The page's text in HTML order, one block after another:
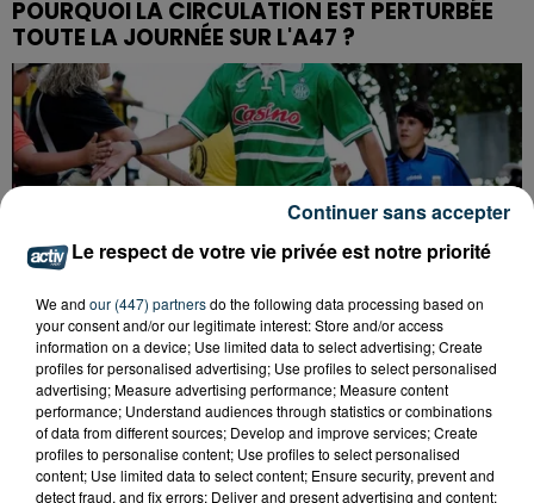
POURQUOI LA CIRCULATION EST PERTURBÉE
TOUTE LA JOURNÉE SUR L'A47 ?
QUI EST CET ANCIEN VERT QUI DÉBARQUE
AVEC LE MAILLOT DE L'ASSE DANS...
Le respect de votre vie privée est notre priorité
We and our (447) partnersdo the following data processing based on
your consent and/or our legitimate interest: Store and/or access
information on a device; Use limited data to select advertising; Create
profiles for personalised advertising; Use profiles to select personalised
advertising; Measure advertising performance; Measure content
performance; Understand audiences through statistics or combinations
of data from different sources; Develop and improve services; Create
profiles to personalise content; Use profiles to select personalised
content; Use limited data to select content; Ensure security, prevent and
detect fraud, and fix errors; Deliver and present advertising and content;
Continuer sans accepter